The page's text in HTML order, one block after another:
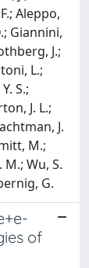
Aleppo,
Giannini,
J.;
L.;
S.;
J. L.;
J.
M.;
M.; Wu, S.
G.
of